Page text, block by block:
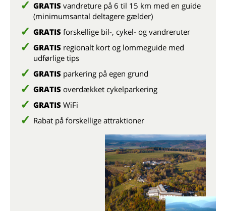
GRATIS vandreture på 6 til 15 km med en guide
(minimumsantal deltagere gælder)
GRATIS forskellige bil-, cykel- og vandreruter
GRATIS regionalt kort og lommeguide med
udførlige tips
GRATIS parkering på egen grund
GRATIS overdækket cykelparkering
GRATIS WiFi
Rabat på forskellige attraktioner